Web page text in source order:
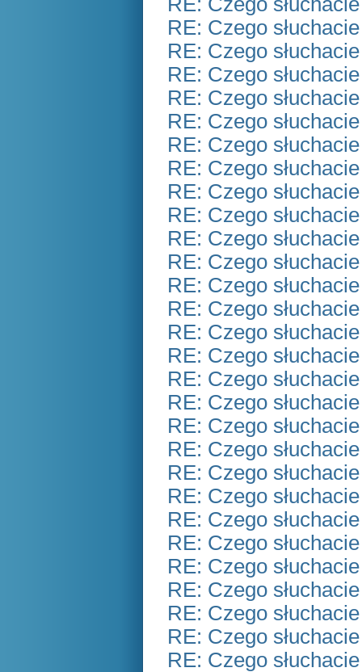
RE: Czego
RE: Czego
RE: Czego
RE: Czego
RE: Czego
RE: Czego
RE: Czego
RE: Czego
RE: Czego
RE: Czego
RE: Czego
RE: Czego
RE: Czego
RE: Czego
RE: Czego
RE: Czego
RE: Czego
RE: Czego
RE: Czego
RE: Czego
RE: Czego
RE: Czego
RE: Czego
RE: Czego
RE: Czego
RE: Czego
RE: Czego
RE: Czego